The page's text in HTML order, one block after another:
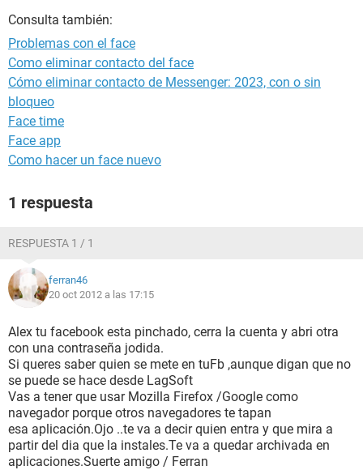
Consulta también:
Problemas con el face
Como eliminar contacto del face
Cómo eliminar contacto de Messenger: 2023, con o sin
bloqueo
Face time
Face app
Como hacer un face nuevo
1 respuesta
RESPUESTA 1 / 1
ferran46
20 oct 2012 a las 17:15
Alex tu facebook esta pinchado, cerra la cuenta y abri otra
con una contraseña jodida.
Si queres saber quien se mete en tuFb ,aunque digan que no
se puede se hace desde LagSoft
Vas a tener que usar Mozilla Firefox /Google como
navegador porque otros navegadores te tapan
esa aplicación.Ojo ..te va a decir quien entra y que mira a
partir del dia que la instales.Te va a quedar archivada en
aplicaciones.Suerte amigo / Ferran